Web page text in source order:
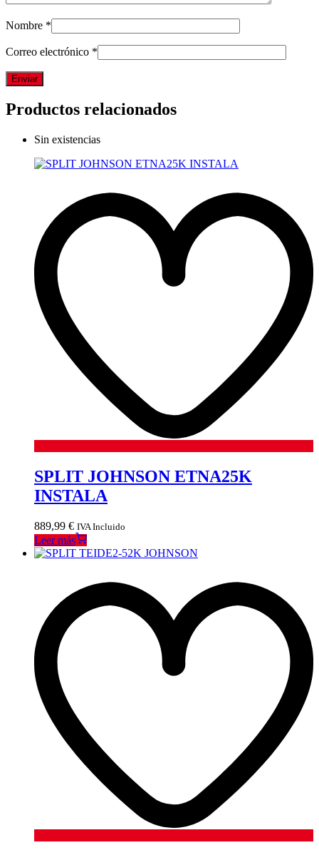
Nombre *
Correo electrónico *
Productos relacionados
Sin existencias
SPLIT JOHNSON ETNA25K
INSTALA
889,99 € IVA Incluido
Leer más